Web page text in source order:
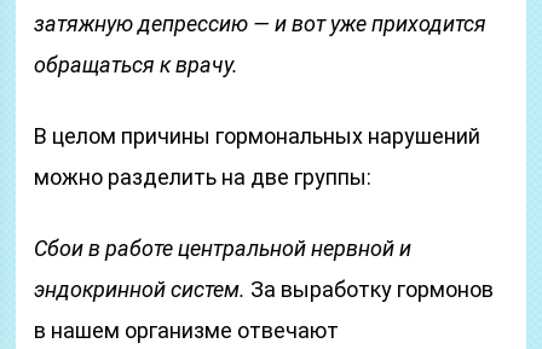
затяжную депрессию — и вот уже приходится
обращаться к врачу.
В целом причины гормональных нарушений
можно разделить на две группы:
Сбои в работе центральной нервной и
эндокринной систем. За выработку гормонов
в нашем организме отвечают